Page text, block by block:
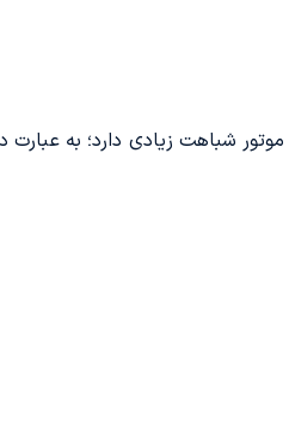
شباهت زیادی دارد؛ به عبارت